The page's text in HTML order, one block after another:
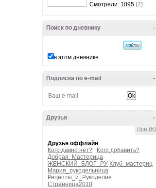
Смотрели: 1095 (7)
-
Поиск по дневнику
в этом дневнике
-
Подписка по e-mail
-
Друзья
Все (6)
Друзья оффлайн
Кого давно нет?
Кого добавить?
Добрая_Мастерица
ЖЕНСКИЙ_БЛОГ_РУ Клуб_мастериц
Мария_рукодельница
Рецепты_и_Рукоделие
Странница2010